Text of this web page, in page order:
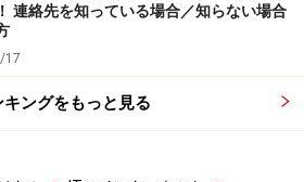
を再編集することもできるから安
なくても、選択肢を追加したり削
票」ページの作成者限定）。
連絡先を知っている場合／知らない場合
17
キングをもっと見る